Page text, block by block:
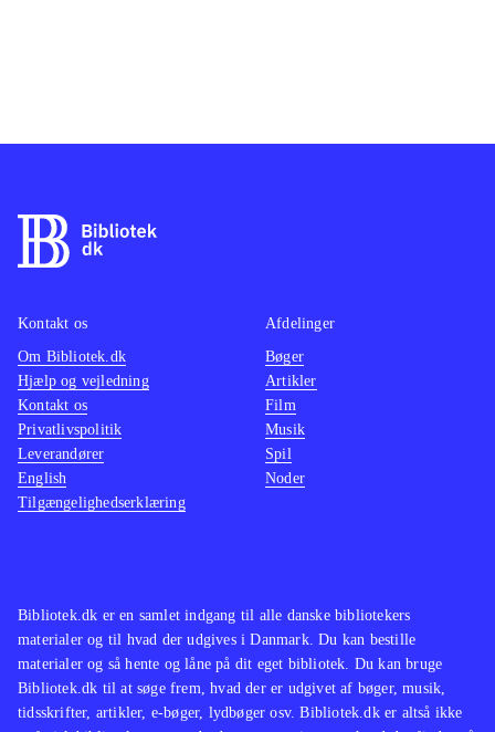
Bibliotek.dk er en samlet indgang til alle danske bibliotekers
materialer og til hvad der udgives i Danmark. Du kan bestille
materialer og så hente og låne på dit eget bibliotek. Du kan bruge
Bibliotek.dk til at søge frem, hvad der er udgivet af bøger, musik,
tidsskrifter, artikler, e-bøger, lydbøger osv. Bibliotek.dk er altså ikke
Kontakt os
Om Bibliotek.dk
Hjælp og vejledning
Kontakt os
Privatlivspolitik
Leverandører
English
Tilgængelighedserklæring
Afdelinger
Bøger
Artikler
Film
Musik
Spil
Noder